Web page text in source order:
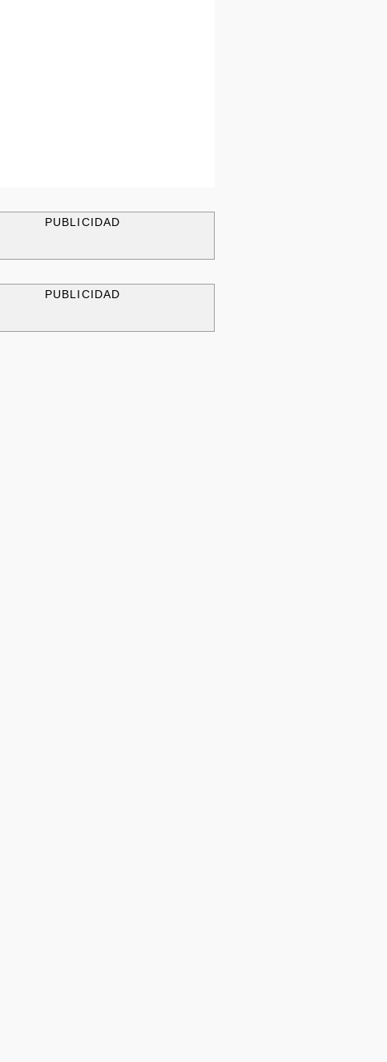
PUBLICIDAD
PUBLICIDAD